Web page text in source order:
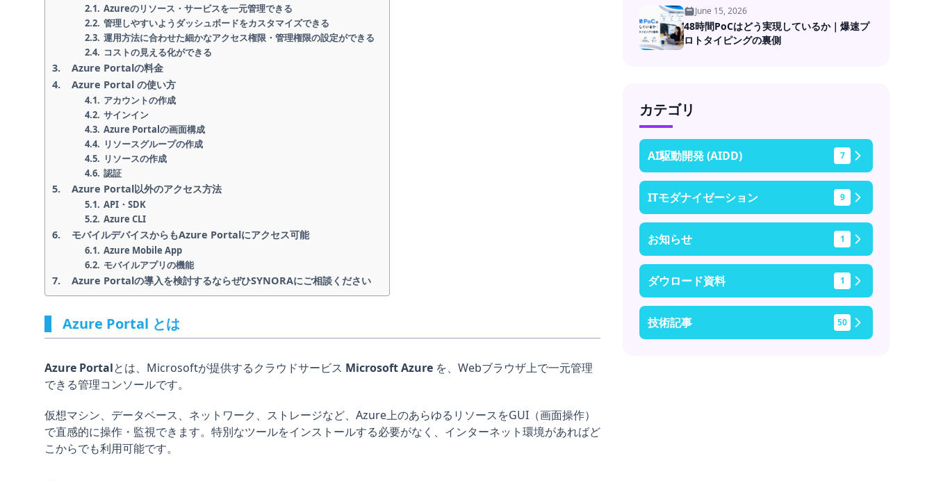
Azureのリソース・サービスを一元管理できる
管理しやすいようダッシュボードをカスタマイズできる
運用方法に合わせた細かなアクセス権限・管理権限の設定ができる
コストの見える化ができる
Azure Portalの料金
Azure Portal の使い方
アカウントの作成
サインイン
Azure Portalの画面構成
リソースグループの作成
リソースの作成
認証
Azure Portal以外のアクセス方法
API・SDK
Azure CLI
モバイルデバイスからもAzure Portalにアクセス可能
Azure Mobile App
モバイルアプリの機能
Azure Portalの導入を検討するならぜひSYNORAにご相談ください
Azure Portal とは
Azure Portalとは、Microsoftが提供するクラウドサービス Microsoft Azure を、Webブラウザ上で一元管理
できる管理コンソールです。
仮想マシン、データベース、ネットワーク、ストレージなど、Azure上のあらゆるリソースをGUI（画面操作）
で直感的に操作・監視できます。特別なツールをインストールする必要がなく、インターネット環境があればど
こからでも利用可能です。
June 15, 2026
48時間PoCはどう実現しているか｜爆速プ
ロトタイピングの裏側
カテゴリ
AI駆動開発 (AIDD) 7
ITモダナイゼーション 9
お知らせ 1
ダウロード資料 1
技術記事 50